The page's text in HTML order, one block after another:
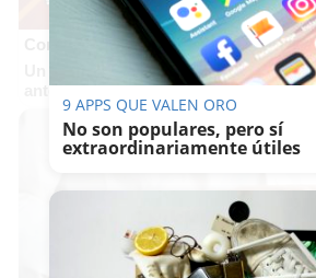
Corepunk MMORPG
Un verdadero MMORPG de la vieja
antes, pero mejor!
9 APPS QUE VALEN ORO
No son populares, pero sí
extraordinariamente útiles